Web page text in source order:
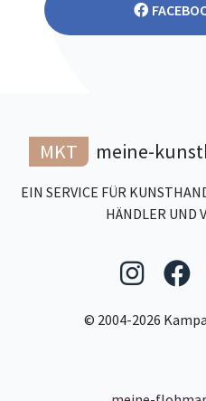
MKT meine-
EIN SERVICE FÜR
HÄNDLER UND
© 2004-2026